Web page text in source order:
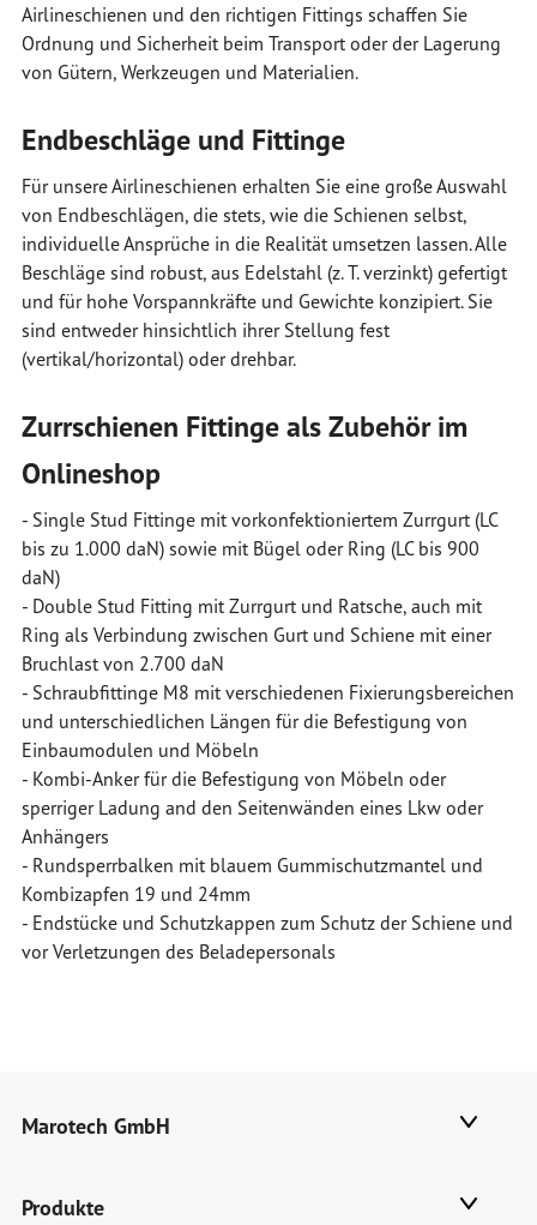
Airlineschienen und den richtigen Fittings schaffen Sie
Ordnung und Sicherheit beim Transport oder der Lagerung
von Gütern, Werkzeugen und Materialien.
Endbeschläge und Fittinge
Für unsere Airlineschienen erhalten Sie eine große Auswahl
von Endbeschlägen, die stets, wie die Schienen selbst,
individuelle Ansprüche in die Realität umsetzen lassen. Alle
Beschläge sind robust, aus Edelstahl (z. T. verzinkt) gefertigt
und für hohe Vorspannkräfte und Gewichte konzipiert. Sie
sind entweder hinsichtlich ihrer Stellung fest
(vertikal/horizontal) oder drehbar.
Zurrschienen Fittinge als Zubehör im
Onlineshop
- Single Stud Fittinge mit vorkonfektioniertem Zurrgurt (LC
bis zu 1.000 daN) sowie mit Bügel oder Ring (LC bis 900
daN)
- Double Stud Fitting mit Zurrgurt und Ratsche, auch mit
Ring als Verbindung zwischen Gurt und Schiene mit einer
Bruchlast von 2.700 daN
- Schraubfittinge M8 mit verschiedenen Fixierungsbereichen
und unterschiedlichen Längen für die Befestigung von
Einbaumodulen und Möbeln
- Kombi-Anker für die Befestigung von Möbeln oder
sperriger Ladung and den Seitenwänden eines Lkw oder
Anhängers
- Rundsperrbalken mit blauem Gummischutzmantel und
Kombizapfen 19 und 24mm
- Endstücke und Schutzkappen zum Schutz der Schiene und
vor Verletzungen des Beladepersonals
Marotech GmbH
Produkte